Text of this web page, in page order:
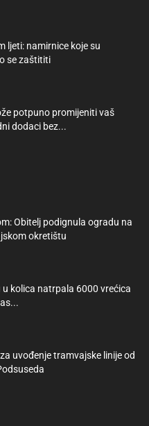
ljeti: namirnice koje su
se zaštititi
potpuno promijeniti vaš
dodaci bez...
Obitelj podignula ogradu na
okretištu
u kolica natrpala 6000 vrećica
uvođenje tramvajske linije od